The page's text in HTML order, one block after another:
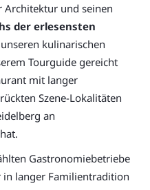
Architektur und seinen
der erlesensten
kulinarischen
Tourguide gereicht
mit langer
Szene-Lokalitäten
an
Gastronomiebetriebe
langer Familientradition